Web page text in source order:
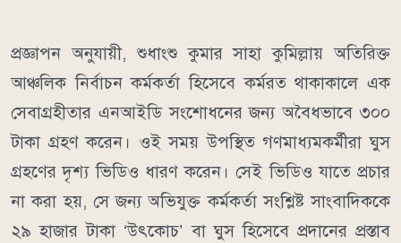
প্রজ্ঞাপন অনুযায়ী, শুধাংশু কুমার সাহা কুমিল্লায় অতিরিক্ত
আঞ্চলিক নির্বাচন কর্মকর্তা হিসেবে কর্মরত থাকাকালে এক
সেবাগ্রহীতার এনআইডি সংশোধনের জন্য অবৈধভাবে ৩০০
টাকা গ্রহণ করেন। ওই সময় উপস্থিত গণমাধ্যমকর্মীরা ঘুস
গ্রহণের দৃশ্য ভিডিও ধারণ করেন। সেই ভিডিও যাতে প্রচার
না করা হয়, সে জন্য অভিযুক্ত কর্মকর্তা সংশ্লিষ্ট সাংবাদিককে
২৯ হাজার টাকা ‘উৎকোচ’ বা ঘুস হিসেবে প্রদানের প্রস্তাব